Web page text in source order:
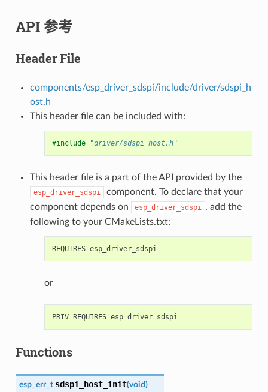
API 参考
Header File
components/esp_driver_sdspi/include/driver/sdspi_h
ost.h
This header file can be included with:
#include "driver/sdspi_host.h"
This header file is a part of the API provided by the
esp_driver_sdspi
component. To declare that your
component depends on
esp_driver_sdspi , add the
following to your CMakeLists.txt:
REQUIRES esp_driver_sdspi
or
PRIV_REQUIRES esp_driver_sdspi
Functions
esp_err_t sdspi_host_init(void)